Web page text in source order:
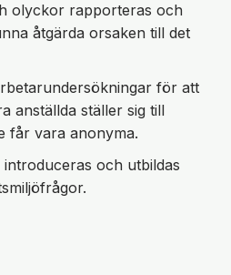
olyckor rapporteras och
åtgärda orsaken till det
för att
anställda ställer sig till
får vara anonyma.
och utbildas